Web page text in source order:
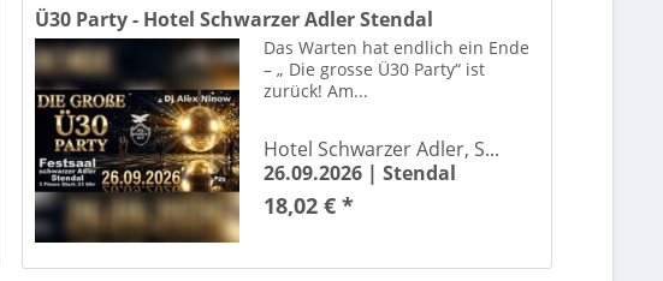
Charly Hübner
Cheryls Weihnachtsgeschichten - Cheryl Shepard weihnachtliche Lesung & Kleiner Chor Dr.Carl Herrmann
Chinesischer Nationalcircus
Chris Norman
Chris Tall
Christoph Reuter
Christopher Cross
Cindy aus Marzahn
Circus Krone
Ü30 Party - Hotel Schwarzer Adler Stendal
Das Warten hat endlich ein Ende
– „ Die grosse Ü30 Party“ ist
zurück! Am...
Hotel Schwarzer Adler, S...
26.09.2026 |Stendal
18,02 € *